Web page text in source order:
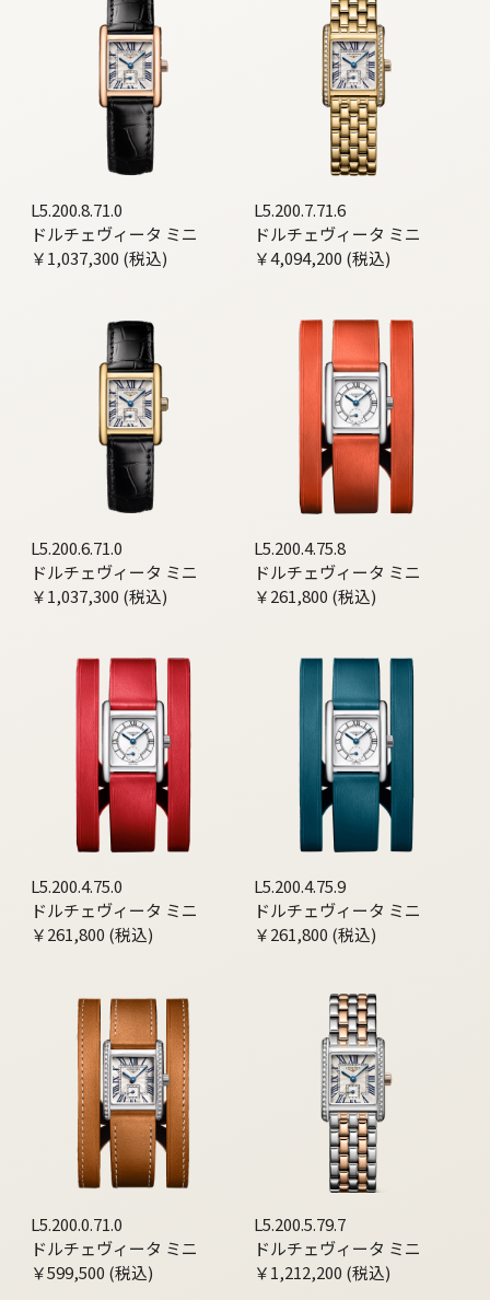
L5.200.8.71.0
ドルチェヴィータ ミニ
￥1,037,300 (税込)
L5.200.7.71.6
ドルチェヴィータ ミニ
￥4,094,200 (税込)
L5.200.6.71.0
ドルチェヴィータ ミニ
￥1,037,300 (税込)
L5.200.4.75.8
ドルチェヴィータ ミニ
￥261,800 (税込)
L5.200.4.75.0
ドルチェヴィータ ミニ
￥261,800 (税込)
L5.200.4.75.9
ドルチェヴィータ ミニ
￥261,800 (税込)
L5.200.0.71.0
ドルチェヴィータ ミニ
￥599,500 (税込)
L5.200.5.79.7
ドルチェヴィータ ミニ
￥1,212,200 (税込)